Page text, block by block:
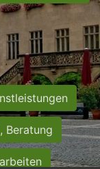
Beratung